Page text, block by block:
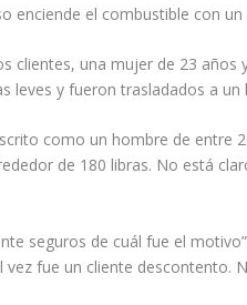
enciende el combustible con
clientes, una mujer de 23
leves y fueron trasladados a
como un hombre de entre
de 180 libras. No está
seguros de cuál fue el
vez fue un cliente descontento.